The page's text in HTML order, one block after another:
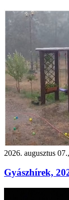
2026. augusztus
Gyászhírek,